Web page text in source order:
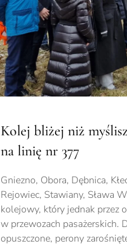
Kolej bliżej niż
na linię nr 377
Gniezno, Obora, Dębnica,
Rejowiec, Stawiany, Sława
kolejowy, który jednak przez
w przewozach pasażerskich.
opuszczone, perony